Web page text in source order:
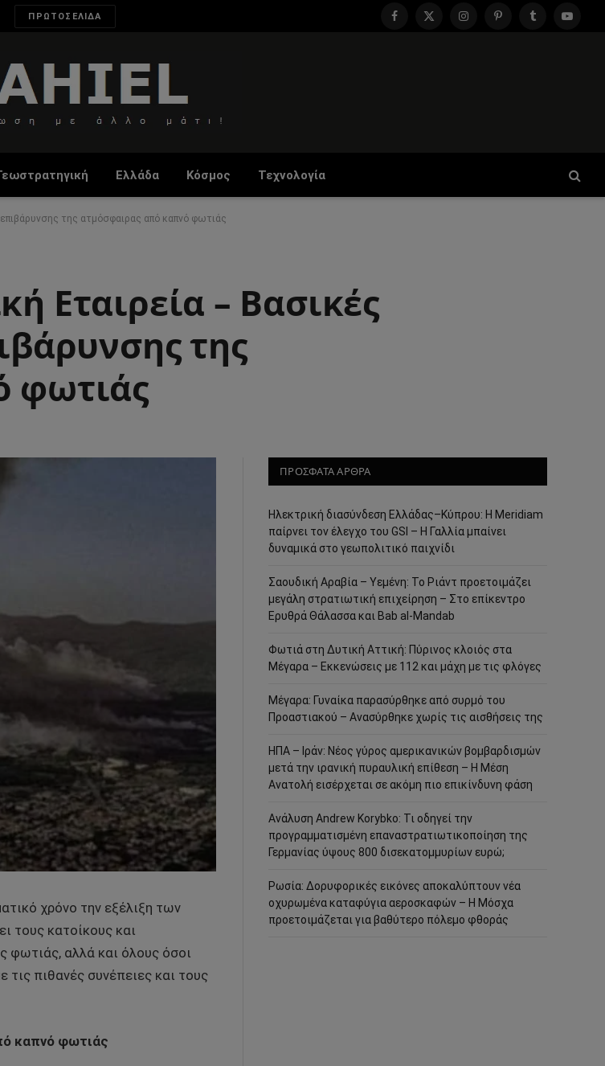
ΠΡΩΤΟΣΕΛΙΔΑ
Facebook
X
InstagramPinterestTumblr
Ελλάδα Κόσμος Τεχνολογία
της ατμόσφαιρας από καπνό φωτιάς
Εταιρεία – Βασικές
της
φωτιάς
χρόνο την εξέλιξη των
τους κατοίκους και
φωτιάς, αλλά και όλους όσοι
πιθανές συνέπειες και τους
καπνό φωτιάς
ΠΡΟΣΦΑΤΑ ΑΡΘΡΑ
Ηλεκτρική διασύνδεση Ελλάδας–Κύπρου: Η Meridiam
παίρνει τον έλεγχο του GSI – Η Γαλλία μπαίνει
δυναμικά στο γεωπολιτικό παιχνίδι
Σαουδική Αραβία – Υεμένη: Το Ριάντ προετοιμάζει
μεγάλη στρατιωτική επιχείρηση – Στο επίκεντρο
Ερυθρά Θάλασσα και Bab al-Mandab
Φωτιά στη Δυτική Αττική: Πύρινος κλοιός στα
Μέγαρα – Εκκενώσεις με 112 και μάχη με τις φλόγες
Μέγαρα: Γυναίκα παρασύρθηκε από συρμό του
Προαστιακού – Ανασύρθηκε χωρίς τις αισθήσεις της
ΗΠΑ – Ιράν: Νέος γύρος αμερικανικών βομβαρδισμών
μετά την ιρανική πυραυλική επίθεση – Η Μέση
Ανατολή εισέρχεται σε ακόμη πιο επικίνδυνη φάση
Ανάλυση Andrew Korybko: Τι οδηγεί την
προγραμματισμένη επαναστρατιωτικοποίηση της
Γερμανίας ύψους 800 δισεκατομμυρίων ευρώ;
Ρωσία: Δορυφορικές εικόνες αποκαλύπτουν νέα
οχυρωμένα καταφύγια αεροσκαφών – Η Μόσχα
προετοιμάζεται για βαθύτερο πόλεμο φθοράς